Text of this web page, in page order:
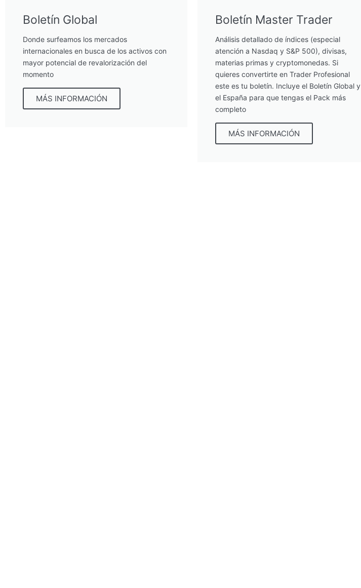
Boletín Global
Donde surfeamos los mercados
internacionales en busca de los activos con
mayor potencial de revalorización del
momento
MÁS INFORMACIÓN
Boletín Master Trader
Análisis detallado de índices (especial
atención a Nasdaq y S&P 500), divisas,
materias primas y cryptomonedas. Si
quieres convertirte en Trader Profesional
este es tu boletín. Incluye el Boletín Global y
el España para que tengas el Pack más
completo
MÁS INFORMACIÓN